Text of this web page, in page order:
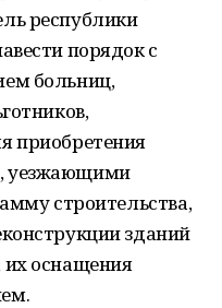
республики
порядок с
больниц,
приобретения
уезжающими
строительства,
зданий
их оснащения